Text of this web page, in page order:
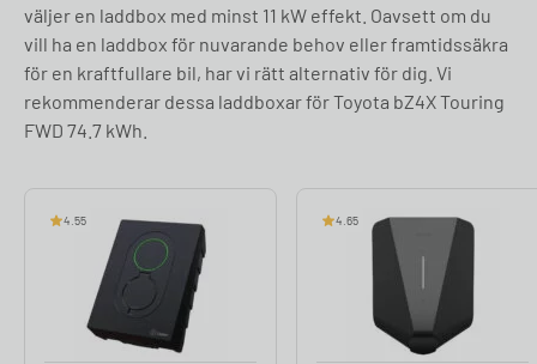
väljer en laddbox med minst 11 kW effekt. Oavsett om du
vill ha en laddbox för nuvarande behov eller framtidssäkra
för en kraftfullare bil, har vi rätt alternativ för dig. Vi
rekommenderar dessa laddboxar för Toyota bZ4X Touring
FWD 74.7 kWh.
4.55 4.65